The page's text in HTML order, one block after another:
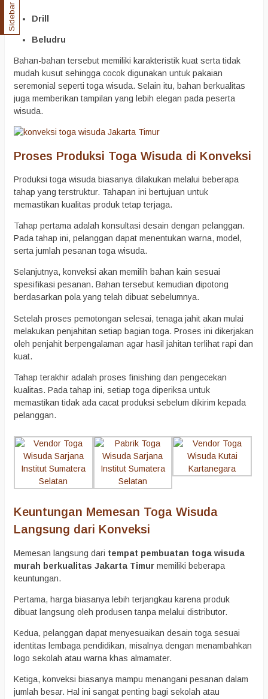
Drill
Beludru
Bahan-bahan tersebut memiliki karakteristik kuat serta tidak
mudah kusut sehingga cocok digunakan untuk pakaian
seremonial seperti toga wisuda. Selain itu, bahan berkualitas
juga memberikan tampilan yang lebih elegan pada peserta
wisuda.
Proses Produksi Toga Wisuda di Konveksi
Produksi toga wisuda biasanya dilakukan melalui beberapa
tahap yang terstruktur. Tahapan ini bertujuan untuk
memastikan kualitas produk tetap terjaga.
Tahap pertama adalah konsultasi desain dengan pelanggan.
Pada tahap ini, pelanggan dapat menentukan warna, model,
serta jumlah pesanan toga wisuda.
Selanjutnya, konveksi akan memilih bahan kain sesuai
spesifikasi pesanan. Bahan tersebut kemudian dipotong
berdasarkan pola yang telah dibuat sebelumnya.
Setelah proses pemotongan selesai, tenaga jahit akan mulai
melakukan penjahitan setiap bagian toga. Proses ini dikerjakan
oleh penjahit berpengalaman agar hasil jahitan terlihat rapi dan
kuat.
Tahap terakhir adalah proses finishing dan pengecekan
kualitas. Pada tahap ini, setiap toga diperiksa untuk
memastikan tidak ada cacat produksi sebelum dikirim kepada
pelanggan.
Keuntungan Memesan Toga Wisuda
Langsung dari Konveksi
Memesan langsung dari tempat pembuatan toga wisuda
murah berkualitas Jakarta Timur memiliki beberapa
keuntungan.
Pertama, harga biasanya lebih terjangkau karena produk
dibuat langsung oleh produsen tanpa melalui distributor.
Kedua, pelanggan dapat menyesuaikan desain toga sesuai
identitas lembaga pendidikan, misalnya dengan menambahkan
logo sekolah atau warna khas almamater.
Ketiga, konveksi biasanya mampu menangani pesanan dalam
jumlah besar. Hal ini sangat penting bagi sekolah atau
Sidebar